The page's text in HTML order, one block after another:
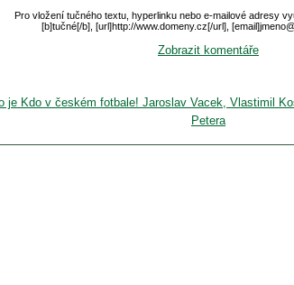
Pro vložení tučného textu, hyperlinku nebo e-mailové adresy
[b]tučné[/b], [url]http://www.domeny.cz[/url],
Zobrazit komentáře
je Kdo v českém fotbale! Jaroslav Vacek, Vlastimil
Petera